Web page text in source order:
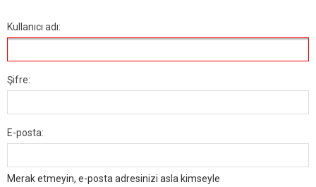
Kullanıcı adı:
Şifre:
E-posta:
Merak etmeyin, e-posta adresinizi asla kimseyle